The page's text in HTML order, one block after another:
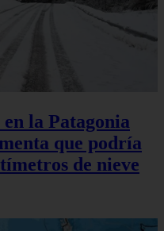
la Patagonia
que podría
de nieve